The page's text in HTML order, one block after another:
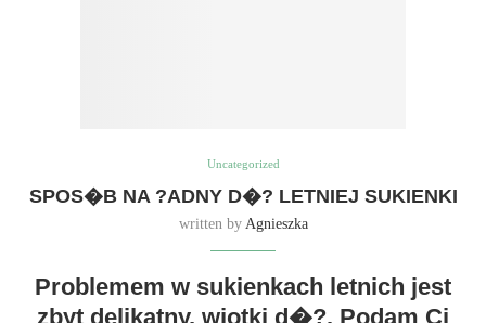
Uncategorized
SPOS�B NA ?ADNY D�? LETNIEJ SUKIENKI
written by Agnieszka
Problemem w sukienkach letnich jest
zbyt delikatny, wiotki d�?. Podam Ci